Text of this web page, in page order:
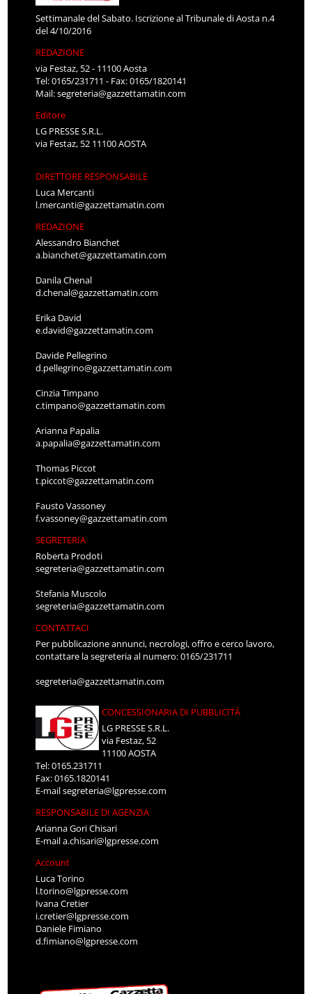
Settimanale del Sabato. Iscrizione al Tribunale di Aosta n.4
del 4/10/2016
REDAZIONE
via Festaz, 52 - 11100 Aosta
Tel: 0165/231711 - Fax: 0165/1820141
Mail:segreteria@gazzettamatin.com
Editore
LG PRESSE S.R.L.
via Festaz, 52 11100 AOSTA
DIRETTORE RESPONSABILE
Luca Mercanti
l.mercanti@gazzettamatin.com
REDAZIONE
Alessandro Bianchet
a.bianchet@gazzettamatin.com
Danila Chenal
d.chenal@gazzettamatin.com
Erika David
e.david@gazzettamatin.com
Davide Pellegrino
d.pellegrino@gazzettamatin.com
Cinzia Timpano
c.timpano@gazzettamatin.com
Arianna Papalia
a.papalia@gazzettamatin.com
Thomas Piccot
t.piccot@gazzettamatin.com
Fausto Vassoney
f.vassoney@gazzettamatin.com
SEGRETERIA
Roberta Prodoti
segreteria@gazzettamatin.com
Stefania Muscolo
segreteria@gazzettamatin.com
CONTATTACI
Per pubblicazione annunci, necrologi, offro e cerco lavoro,
contattare la segreteria al numero: 0165/231711
segreteria@gazzettamatin.com
CONCESSIONARIA DI PUBBLICITÀ
LG PRESSE S.R.L.
via Festaz, 52
11100 AOSTA
Tel: 0165.231711
Fax: 0165.1820141
E-mailsegreteria@lgpresse.com
RESPONSABILE DI AGENZIA
Arianna Gori Chisari
E-maila.chisari@lgpresse.com
Account
Luca Torino
l.torino@lgpresse.com
Ivana Cretier
i.cretier@lgpresse.com
Daniele Fimiano
d.fimiano@lgpresse.com